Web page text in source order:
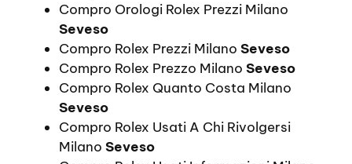
Compro Orologi Rolex Prezzi Milano
Seveso
Compro Rolex Prezzi Milano Seveso
Compro Rolex Prezzo Milano Seveso
Compro Rolex Quanto Costa Milano
Seveso
Compro Rolex Usati A Chi Rivolgersi
Milano Seveso